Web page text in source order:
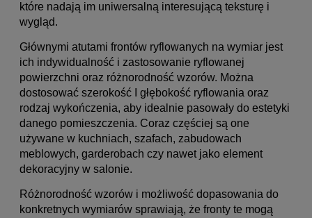
które nadają im uniwersalną interesującą teksturę i
wygląd.
Głównymi atutami frontów ryflowanych na wymiar jest
ich indywidualność i zastosowanie ryflowanej
powierzchni oraz różnorodność wzorów. Można
dostosować szerokość I głębokość ryflowania oraz
rodzaj wykończenia, aby idealnie pasowały do estetyki
danego pomieszczenia. Coraz częściej są one
używane w kuchniach, szafach, zabudowach
meblowych, garderobach czy nawet jako element
dekoracyjny w salonie.
Różnorodność wzorów i możliwość dopasowania do
konkretnych wymiarów sprawiają, że fronty te mogą